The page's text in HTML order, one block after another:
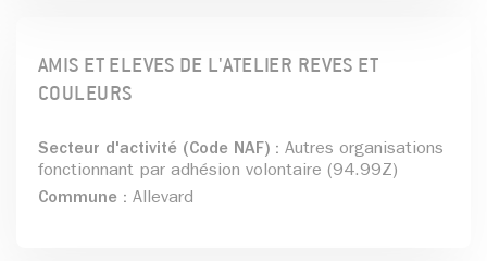
AMIS ET ELEVES DE L'ATELIER REVES ET
COULEURS
Secteur d'activité (Code NAF) : Autres organisations
fonctionnant par adhésion volontaire (94.99Z)
Commune : Allevard